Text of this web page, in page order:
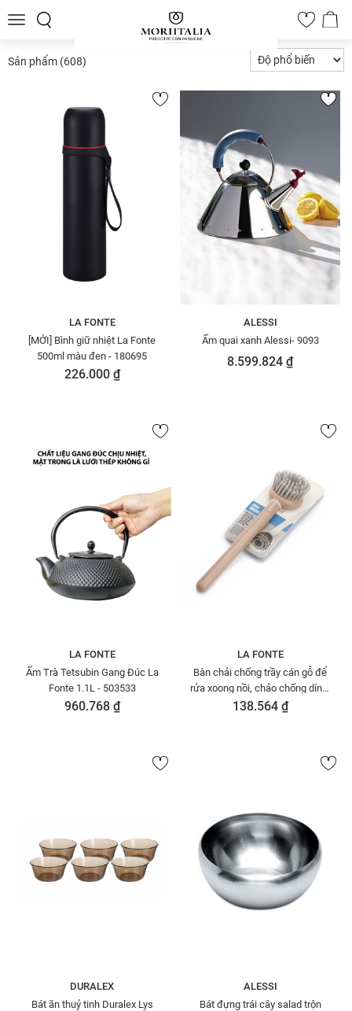
Toggle
0
Sản phẩm (608)
LA FONTE
[MỚI] Bình giữ nhiệt La Fonte
500ml màu đen - 180695
226.000 ₫
ALESSI
Ấm quai xanh Alessi- 9093
8.599.824 ₫
LA FONTE
Ấm Trà Tetsubin Gang Đúc La
Fonte 1.1L - 503533
960.768 ₫
LA FONTE
Bàn chải chống trầy cán gỗ để
rửa xoong nồi, chảo chống dính,
chén đĩa Lafonte - 003643
138.564 ₫
DURALEX
Bát ăn thuỷ tinh Duralex Lys
ALESSI
Bát đựng trái cây salad trộn